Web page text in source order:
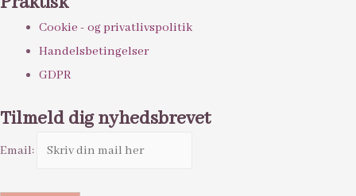
Cookie - og privatlivspolitik
Handelsbetingelser
GDPR
Tilmeld dig nyhedsbrevet
Email: